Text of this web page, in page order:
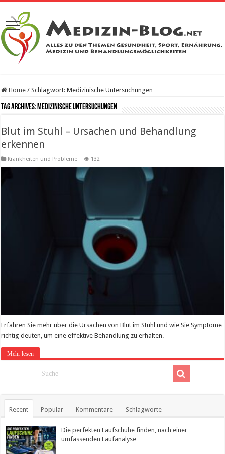
Home / Schlagwort:Medizinische Untersuchungen
Tag Archives:Medizinische Untersuchungen
Blut im Stuhl – Ursachen und Behandlung
erkennen
Krankheiten und Probleme 132
Erfahren Sie mehr über die Ursachen von Blut im Stuhl und wie Sie Symptome
richtig deuten, um eine effektive Behandlung zu erhalten.
Mehr lesen
Recent Popular Kommentare Schlagworte
Die perfekten Laufschuhe finden, nach einer
umfassenden Laufanalyse